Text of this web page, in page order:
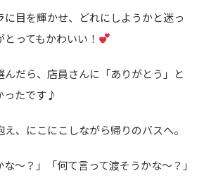
目を輝かせ、どれにしようかと迷っ
ってもかわいい！
んだら、店員さんに「ありがとう」と
ったです♪
、にこにこしながら帰りのバスへ。
な～？」「何て言って渡そうかな～？」